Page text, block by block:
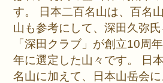
す。 日本二百名山は、百名
山も参考にして、深田久弥
「深田クラブ」が創立10周
年に選定した山々です。 日
名山に加えて、日本山岳会